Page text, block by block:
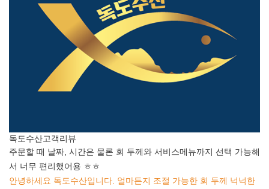
독도수산고객리뷰
주문할 때 날짜, 시간은 물론 회 두께와 서비스메뉴까지 선택 가능해
서 너무 편리했어용 ㅎㅎ
안녕하세요 독도수산입니다. 얼마든지 조절 가능한 회 두께 넉넉한